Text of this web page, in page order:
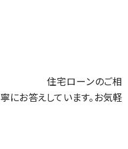
住宅ローンのご相
にお答えしています。お気軽